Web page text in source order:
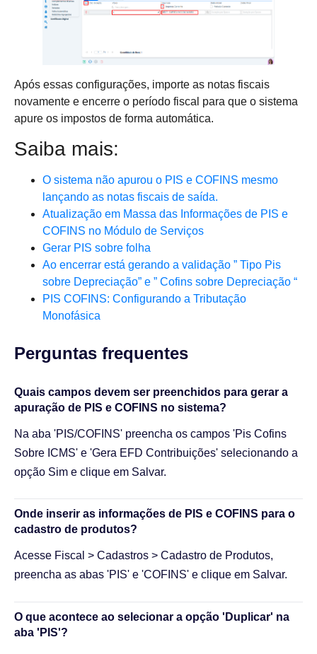
Após essas configurações, importe as notas fiscais
novamente e encerre o período fiscal para que o sistema
apure os impostos de forma automática.
Saiba mais:
O sistema não apurou o PIS e COFINS mesmo
lançando as notas fiscais de saída.
Atualização em Massa das Informações de PIS e
COFINS no Módulo de Serviços
Gerar PIS sobre folha
Ao encerrar está gerando a validação ” Tipo Pis
sobre Depreciação” e ” Cofins sobre Depreciação “
PIS COFINS: Configurando a Tributação
Monofásica
Perguntas frequentes​
Quais campos devem ser preenchidos para gerar a
apuração de PIS e COFINS no sistema?
Na aba 'PIS/COFINS' preencha os campos 'Pis Cofins
Sobre ICMS' e 'Gera EFD Contribuições' selecionando a
opção Sim e clique em Salvar.
Onde inserir as informações de PIS e COFINS para o
cadastro de produtos?
Acesse Fiscal > Cadastros > Cadastro de Produtos,
preencha as abas 'PIS' e 'COFINS' e clique em Salvar.
O que acontece ao selecionar a opção 'Duplicar' na
aba 'PIS'?